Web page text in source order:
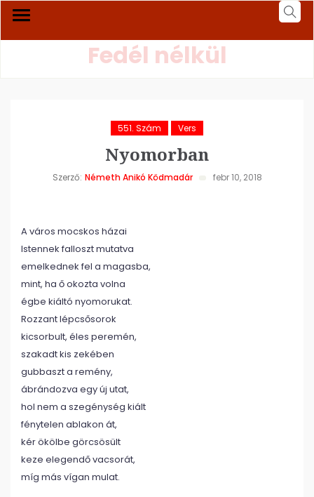
Fedél nélkül
551. Szám Vers
Nyomorban
Szerző: Németh Anikó Ködmadár febr 10, 2018
A város mocskos házai
Istennek falloszt mutatva
emelkednek fel a magasba,
mint, ha ő okozta volna
égbe kiáltó nyomorukat.
Rozzant lépcsősorok
kicsorbult, éles peremén,
szakadt kis zekében
gubbaszt a remény,
ábrándozva egy új utat,
hol nem a szegénység kiált
fénytelen ablakon át,
kér ökölbe görcsösült
keze elegendő vacsorát,
míg más vígan mulat.